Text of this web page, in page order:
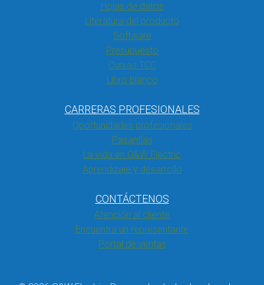
Hojas de datos
Literatura del producto
Software
Presupuesto
Curvas TCC
Libro blanco
CARRERAS PROFESIONALES
Oportunidades profesionales
Pasantías
La vida en G&W Electric
Aprendizaje y desarrollo
CONTÁCTENOS
Atención al cliente
Encuentra un representante
Portal de ventas